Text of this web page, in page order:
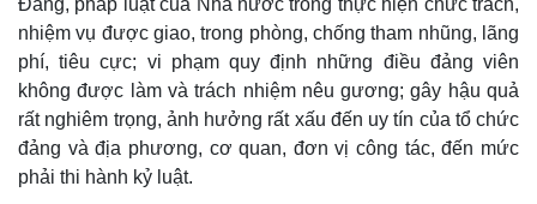
nhiệm vụ được giao, trong phòng, chống tham nhũng, lãng
phí, tiêu cực; vi phạm quy định những điều đảng viên
không được làm và trách nhiệm nêu gương; gây hậu quả
rất nghiêm trọng, ảnh hưởng rất xấu đến uy tín của tổ chức
đảng và địa phương, cơ quan, đơn vị công tác, đến mức
phải thi hành kỷ luật.